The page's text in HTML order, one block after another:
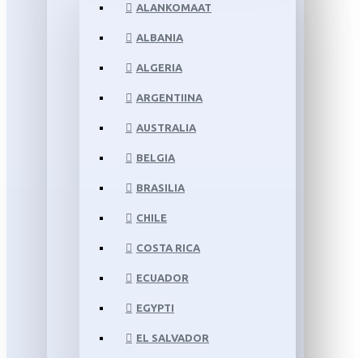
ALANKOMAAT
ALBANIA
ALGERIA
ARGENTIINA
AUSTRALIA
BELGIA
BRASILIA
CHILE
COSTA RICA
ECUADOR
EGYPTI
EL SALVADOR